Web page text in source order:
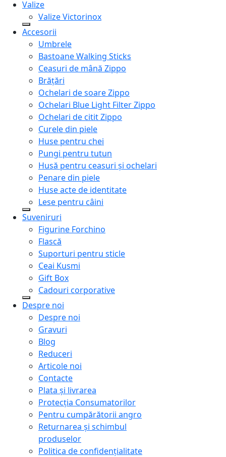
Valize
Valize Victorinox
Accesorii
Umbrele
Bastoane Walking Sticks
Ceasuri de mână Zippo
Brățări
Ochelari de soare Zippo
Ochelari Blue Light Filter Zippo
Ochelari de citit Zippo
Curele din piele
Huse pentru chei
Pungi pentru tutun
Husă pentru ceasuri și ochelari
Penare din piele
Huse acte de identitate
Lese pentru câini
Suveniruri
Figurine Forchino
Flască
Suporturi pentru sticle
Ceai Kusmi
Gift Box
Cadouri corporative
Despre noi
Despre noi
Gravuri
Blog
Reduceri
Articole noi
Contacte
Plata și livrarea
Protecţia Consumatorilor
Pentru cumpărătorii angro
Returnarea și schimbul
produselor
Politica de confidențialitate